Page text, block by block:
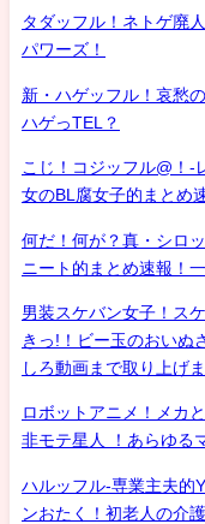
タダッフル！ネトゲ廃
パワーズ！
新・ハゲッフル！哀愁
ハゲっTEL？
こじ！コジッフル@！-
女のBL腐女子的まとめ
何だ！何が？真・シ
ニート的まとめ速報！
男装スケバン女子！ス
きっ!！ビー玉のおい
しろ動画まで取り上げ
ロボットアニメ！メカ
非モテ星人 ！あらゆる
ハルッフル-専業主夫的
ンおたく！初老人の介